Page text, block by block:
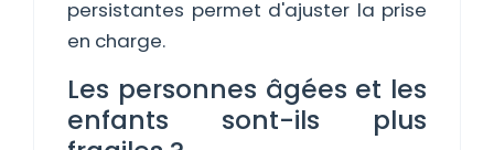
persistantes permet d'ajuster la prise
en charge.
Les personnes âgées et les
enfants sont-ils plus